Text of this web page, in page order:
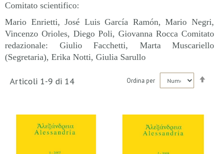
Comitato scientifico:
Mario Enrietti, José Luis García Ramón, Mario Negri,
Vincenzo Orioles, Diego Poli, Giovanna Rocca Comitato
redazionale: Giulio Facchetti, Marta Muscariello
(Segretaria), Erika Notti, Giulia Sarullo
Articoli 1-9 di 14 Ordina per